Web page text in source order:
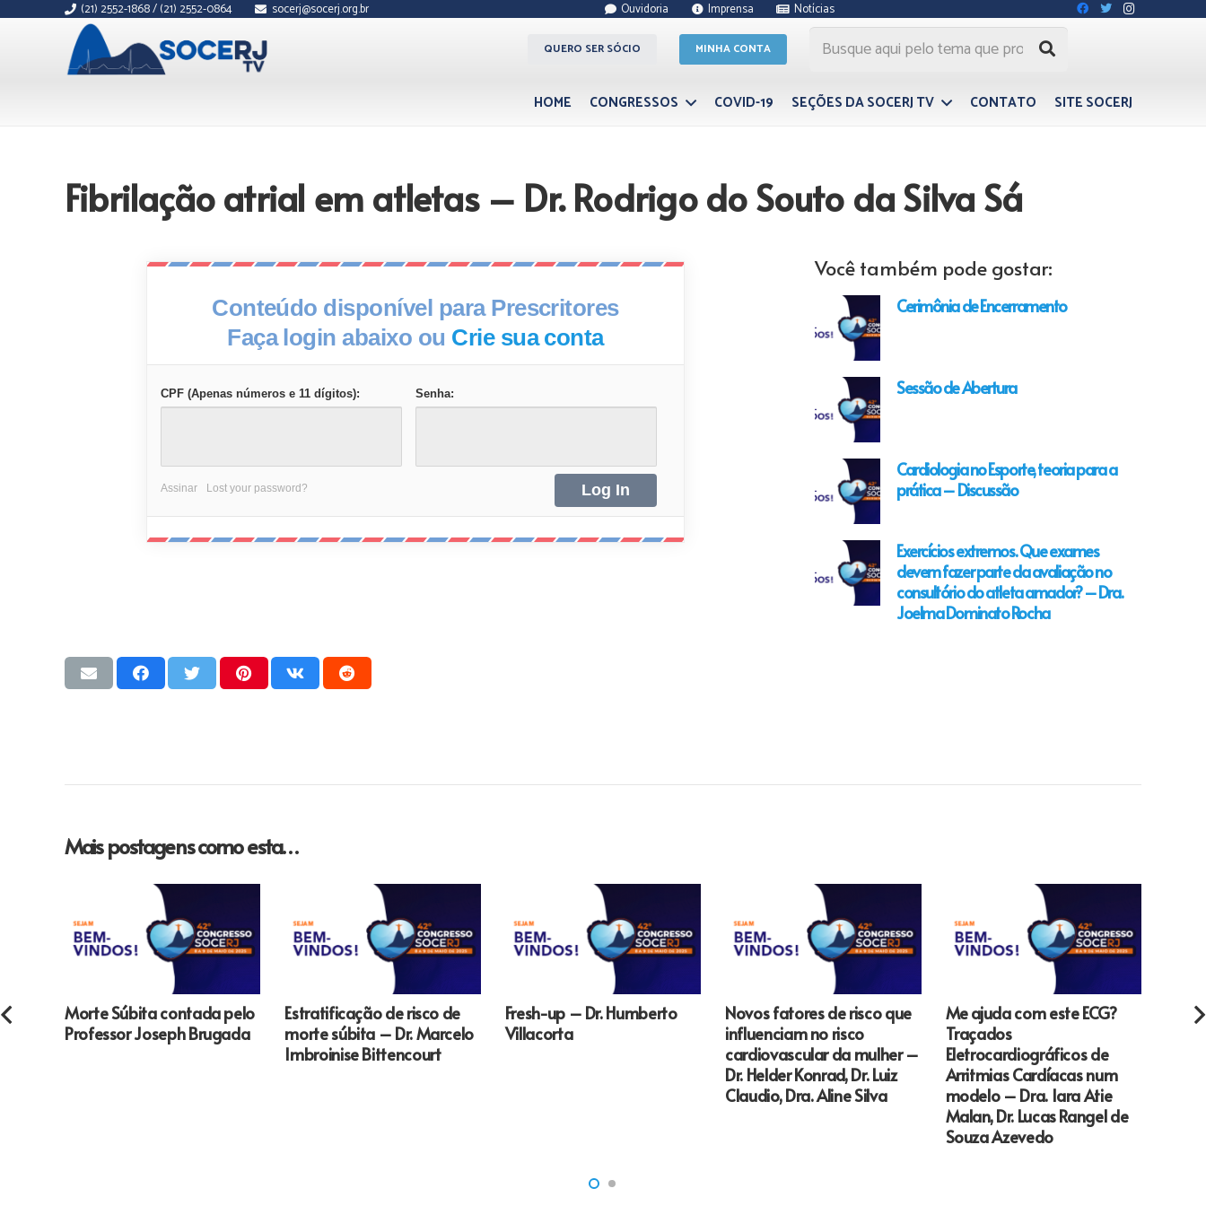
(21) 2552-1868 / (21) 2552-0864 socerj@socerj.org.br Ouvidoria Imprensa Notícias
QUERO SER SÓCIO MINHA CONTA
HOME CONGRESSOS COVID-19 SEÇÕES DA SOCERJ TV CONTATO SITE SOCERJ
Fibrilação atrial em atletas – Dr. Rodrigo do Souto da Silva Sá
Conteúdo disponível para Prescritores
Faça login abaixo ou Crie sua conta
CPF (Apenas números e 11 dígitos): Senha:
Assinar Lost your password?
Você também pode gostar:
Cerimônia de Encerramento
Sessão de Abertura
Cardiologia no Esporte, teoria para a
prática – Discussão
Exercícios extremos. Que exames
devem fazer parte da avaliação no
consultório do atleta amador? – Dra.
Joelma Dominato Rocha
Mais postagens como esta…
Morte Súbita contada pelo
Professor Joseph Brugada
Estratificação de risco de
morte súbita – Dr. Marcelo
Imbroinise Bittencourt
Fresh-up – Dr. Humberto
Villacorta
Novos fatores de risco que
influenciam no risco
cardiovascular da mulher –
Dr. Helder Konrad, Dr. Luiz
Claudio, Dra. Aline Silva
Me ajuda com este ECG?
Traçados
Eletrocardiográficos de
Arritmias Cardíacas num
modelo – Dra. Iara Atie
Malan, Dr. Lucas Rangel de
Souza Azevedo